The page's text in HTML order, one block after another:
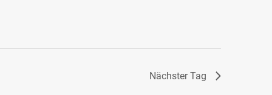
Nächster Tag